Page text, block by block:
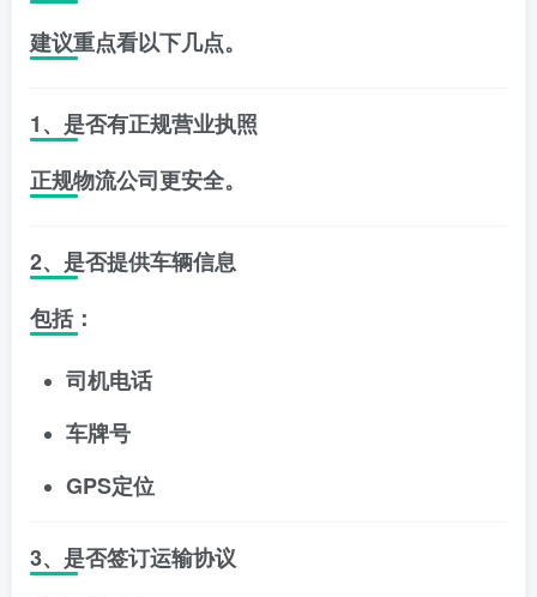
建议重点看以下几点。
1、是否有正规营业执照
正规物流公司更安全。
2、是否提供车辆信息
包括：
司机电话
车牌号
GPS定位
3、是否签订运输协议